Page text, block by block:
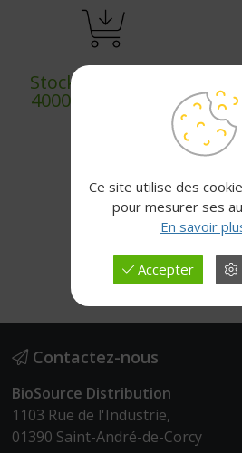
Stock permanent
4000+ références
Contactez-nous
BioSource Distribution
1103 Rue de l'Industrie,
01390 Saint-André-de-Corcy
Ce site utilise des
pour mesurer ses
En savoir
Accepter